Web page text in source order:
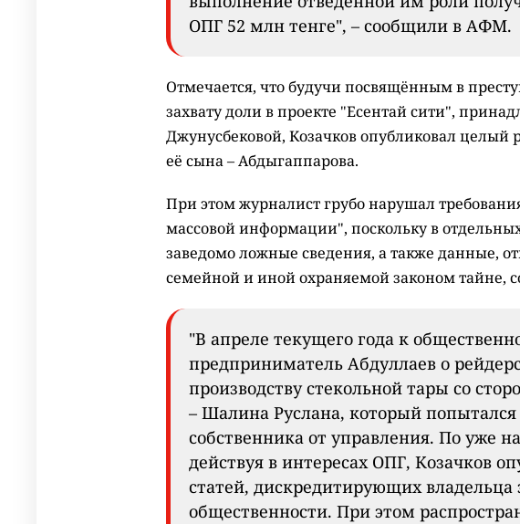
ОПГ 52 млн тенге", – сообщили в АФМ.
Отмечается, что будучи посвящённым в
захвату доли в проекте "Есентай сити",
Джунусбековой, Козачков опубликовал целый
её сына – Абдыгаппарова.
При этом журналист грубо нарушал
массовой информации", поскольку в
заведомо ложные сведения, а также данные,
семейной и иной охраняемой законом тайне,
"В апреле текущего года к
предприниматель Абдуллаев о
производству стекольной тары со
– Шалина Руслана, который попытался
собственника от управления. По уже
действуя в интересах ОПГ, Козачков
статей, дискредитирующих владельца
общественности. При этом